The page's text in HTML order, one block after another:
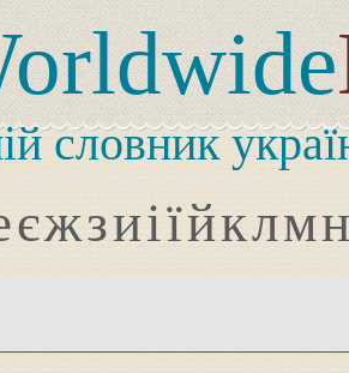
словник
єжзиіїйклмн